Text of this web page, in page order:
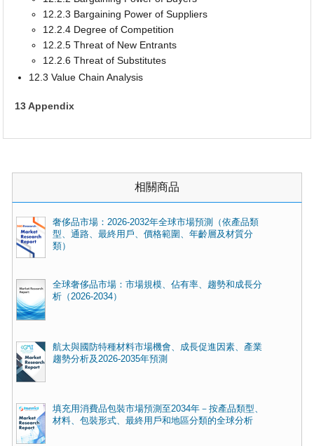
12.2.3 Bargaining Power of Suppliers
12.2.4 Degree of Competition
12.2.5 Threat of New Entrants
12.2.6 Threat of Substitutes
12.3 Value Chain Analysis
13 Appendix
相關商品
奢侈品市場：2026-2032年全球市場預測（依產品類
型、通路、最終用戶、價格範圍、年齡層及材質分
類）
全球奢侈品市場：市場規模、佔有率、趨勢和成長分
析（2026-2034）
航太與國防特種材料市場機會、成長促進因素、產業
趨勢分析及2026-2035年預測
填充用消費品包裝市場預測至2034年－按產品類型、
材料、包裝形式、最終用戶和地區分類的全球分析